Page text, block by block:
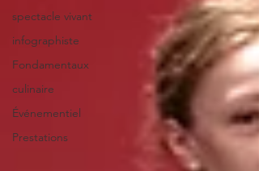
spectacle vivant
infographiste
Fondamentaux
culinaire
Événementiel
Prestations